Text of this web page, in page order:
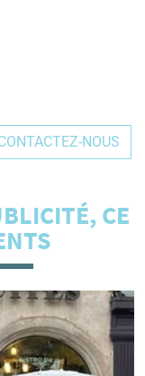
NOUS
CE